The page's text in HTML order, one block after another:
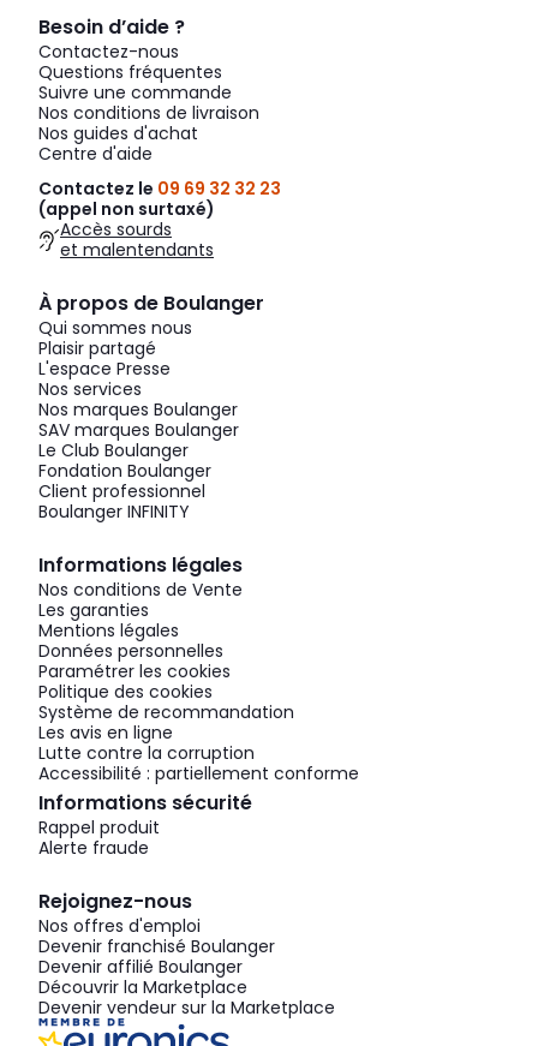
Besoin d’aide ?
Contactez-nous
Questions fréquentes
Suivre une commande
Nos conditions de livraison
Nos guides d'achat
Centre d'aide
Contactez le 09 69 32 32 23
(appel non surtaxé)
Accès sourds
et malentendants
À propos de Boulanger
Qui sommes nous
Plaisir partagé
L'espace Presse
Nos services
Nos marques Boulanger
SAV marques Boulanger
Le Club Boulanger
Fondation Boulanger
Client professionnel
Boulanger INFINITY
Informations légales
Nos conditions de Vente
Les garanties
Mentions légales
Données personnelles
Paramétrer les cookies
Politique des cookies
Système de recommandation
Les avis en ligne
Lutte contre la corruption
Accessibilité : partiellement conforme
Informations sécurité
Rappel produit
Alerte fraude
Rejoignez-nous
Nos offres d'emploi
Devenir franchisé Boulanger
Devenir affilié Boulanger
Découvrir la Marketplace
Devenir vendeur sur la Marketplace